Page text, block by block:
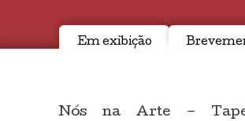
Em exibição
Nós na Arte –